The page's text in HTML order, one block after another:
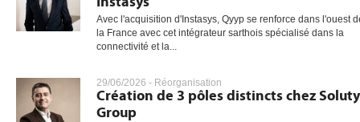
Avec l'acquisition d'Instasys, Qyyp se renforce dans l'ouest
la France avec cet intégrateur sarthois spécialisé dans la
connectivité et la...
29/06/2026 - Réorganisation
Création de 3 pôles distincts chez
Group